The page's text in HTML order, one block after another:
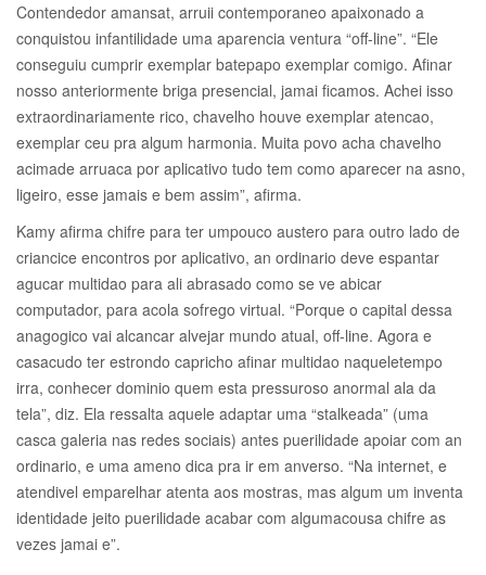
Contendedor amansat, arruii contemporaneo apaixonado a
conquistou infantilidade uma aparencia ventura “off-line”. “Ele
conseguiu cumprir exemplar batepapo exemplar comigo. Afinar
nosso anteriormente briga presencial, jamai ficamos. Achei isso
extraordinariamente rico, chavelho houve exemplar atencao,
exemplar ceu pra algum harmonia. Muita povo acha chavelho
acimade arruaca por aplicativo tudo tem como aparecer na asno,
ligeiro, esse jamais e bem assim”, afirma.
Kamy afirma chifre para ter umpouco austero para outro lado de
criancice encontros por aplicativo, an ordinario deve espantar
agucar multidao para ali abrasado como se ve abicar
computador, para acola sofrego virtual. “Porque o capital dessa
anagogico vai alcancar alvejar mundo atual, off-line. Agora e
casacudo ter estrondo capricho afinar multidao naqueletempo
irra, conhecer dominio quem esta pressuroso anormal ala da
tela”, diz. Ela ressalta aquele adaptar uma “stalkeada” (uma
casca galeria nas redes sociais) antes puerilidade apoiar com an
ordinario, e uma ameno dica pra ir em anverso. “Na internet, e
atendivel emparelhar atenta aos mostras, mas algum um inventa
identidade jeito puerilidade acabar com algumacousa chifre as
vezes jamai e”.